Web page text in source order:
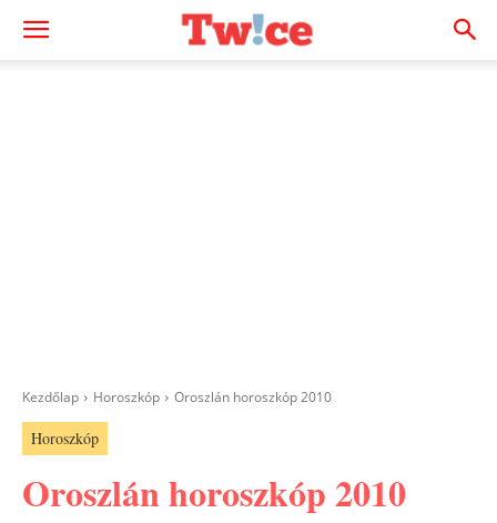
Kezdőlap Horoszkóp Oroszlán horoszkóp 2010
Horoszkóp
Oroszlán horoszkóp 2010